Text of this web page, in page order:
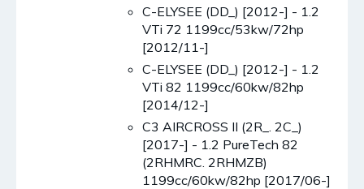
C-ELYSEE (DD_) [2012-] - 1.2
VTi 72 1199cc/53kw/72hp
[2012/11-]
C-ELYSEE (DD_) [2012-] - 1.2
VTi 82 1199cc/60kw/82hp
[2014/12-]
C3 AIRCROSS II (2R_. 2C_)
[2017-] - 1.2 PureTech 82
(2RHMRC. 2RHMZB)
1199cc/60kw/82hp [2017/06-]